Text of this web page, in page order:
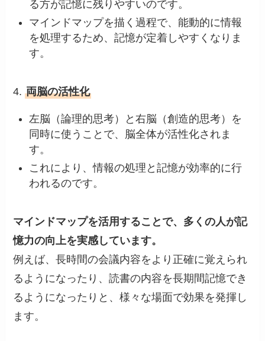
る方が記憶に残りやすいのです。
マインドマップを描く過程で、能動的に情報
を処理するため、記憶が定着しやすくなりま
す。
4.両脳の活性化
左脳（論理的思考）と右脳（創造的思考）を
同時に使うことで、脳全体が活性化されま
す。
これにより、情報の処理と記憶が効率的に行
われるのです。
マインドマップを活用することで、多くの人が記
憶力の向上を実感しています。
例えば、長時間の会議内容をより正確に覚えられ
るようになったり、読書の内容を長期間記憶でき
るようになったりと、様々な場面で効果を発揮し
ます。